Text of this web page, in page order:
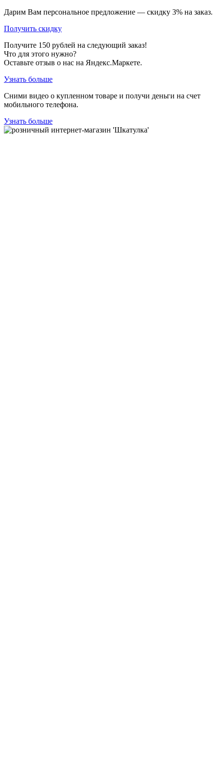
Дарим Вам персональное предложение — скидку 3% на заказ.
Получить скидку
Получите 150 рублей на следующий заказ!
Что для этого нужно?
Оставьте отзыв о нас на Яндекс.Маркете.
Узнать больше
Сними видео о купленном товаре и получи деньги на счет
мобильного телефона.
Узнать больше